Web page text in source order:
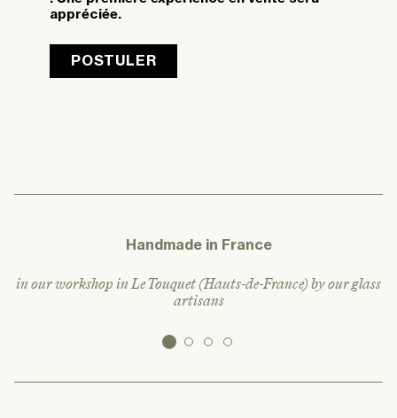
appréciée.
POSTULER
Handmade in France
in our workshop in Le Touquet (Hauts-de-France) by our glass
artisans